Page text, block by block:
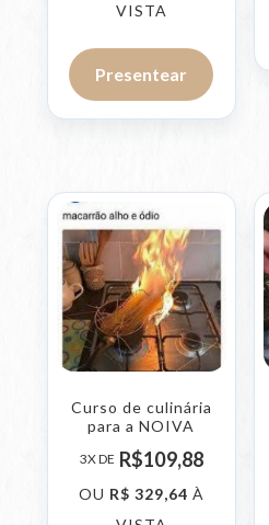
VISTA
Presentear
Curso de culinária
para a NOIVA
3X DE R$109,88
OU R$ 329,64 À